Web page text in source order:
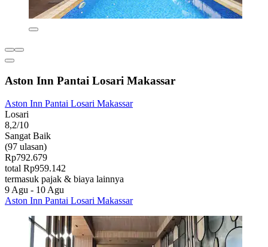
Aston Inn Pantai Losari Makassar
Aston Inn Pantai Losari Makassar
Losari
8,2/10
Sangat Baik
(97 ulasan)
Rp792.679
total Rp959.142
termasuk pajak & biaya lainnya
9 Agu - 10 Agu
Aston Inn Pantai Losari Makassar